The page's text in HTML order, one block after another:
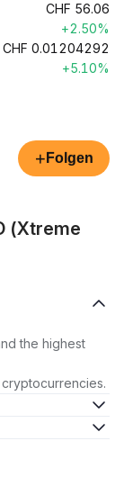
CHF 56.06
+2.50%
CHF 0.01204292
+5.10%
+ Folgen
(Xtreme
the highest